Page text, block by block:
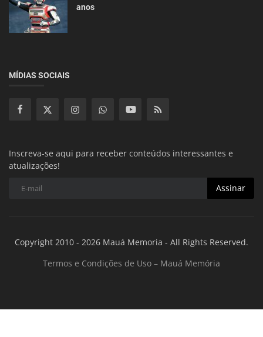
anos
MÍDIAS SOCIAIS
Inscreva-se aqui para receber conteúdos interessantes e
atualizações!
Assinar
Copyright 2010 - 2026 Mauá Memoria - All Rights Reserved.
Termos e Condições de Uso – Mauá Memória